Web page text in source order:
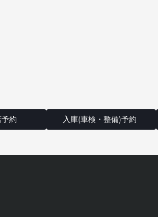
約 入庫(車検・整備)予約